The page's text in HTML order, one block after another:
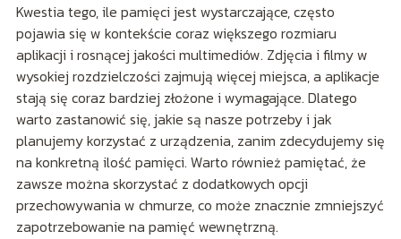
Kwestia tego, ile pamięci jest wystarczające, często
pojawia się w kontekście coraz większego rozmiaru
aplikacji i rosnącej jakości multimediów. Zdjęcia i filmy w
wysokiej rozdzielczości zajmują więcej miejsca, a aplikacje
stają się coraz bardziej złożone i wymagające. Dlatego
warto zastanowić się, jakie są nasze potrzeby i jak
planujemy korzystać z urządzenia, zanim zdecydujemy się
na konkretną ilość pamięci. Warto również pamiętać, że
zawsze można skorzystać z dodatkowych opcji
przechowywania w chmurze, co może znacznie zmniejszyć
zapotrzebowanie na pamięć wewnętrzną.